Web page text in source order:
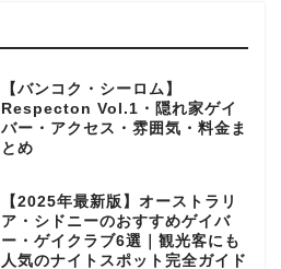
【バンコク・シーロム】
Respecton Vol.1・隠れ家ゲイ
バー・アクセス・雰囲気・料金ま
とめ
【2025年最新版】オーストラリ
ア・シドニーのおすすめゲイバ
ー・ゲイクラブ6選｜観光客にも
人気のナイトスポット完全ガイド